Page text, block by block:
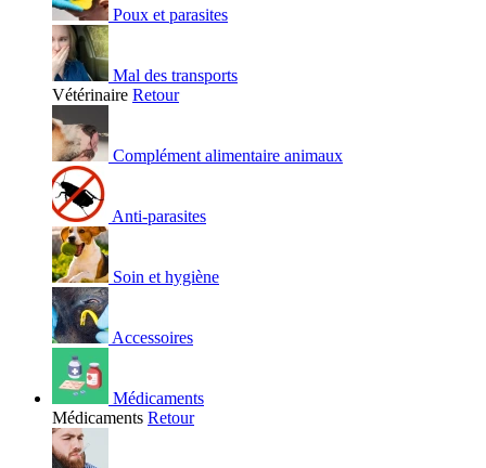
Poux et parasites
Mal des transports
Vétérinaire Retour
Complément alimentaire animaux
Anti-parasites
Soin et hygiène
Accessoires
Médicaments
Médicaments Retour